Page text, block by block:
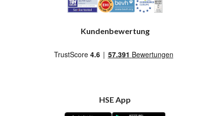
Kundenbewertung
HSE App